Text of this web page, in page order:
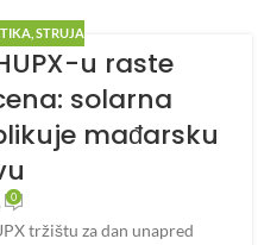
, STRUJA
u raste
solarna
mađarsku
0
tržištu za dan unapred